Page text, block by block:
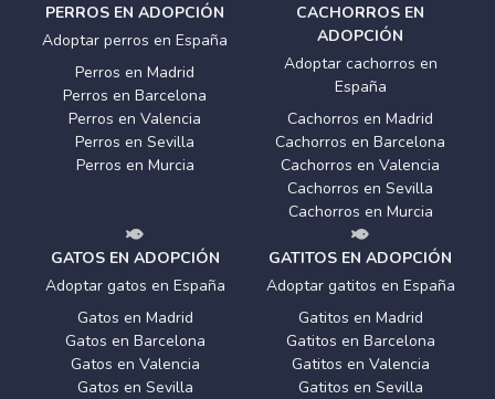
PERROS EN ADOPCIÓN
Adoptar perros en España
Perros en Madrid
Perros en Barcelona
Perros en Valencia
Perros en Sevilla
Perros en Murcia
CACHORROS EN
ADOPCIÓN
Adoptar cachorros en
España
Cachorros en Madrid
Cachorros en Barcelona
Cachorros en Valencia
Cachorros en Sevilla
Cachorros en Murcia
GATOS EN ADOPCIÓN
Adoptar gatos en España
Gatos en Madrid
Gatos en Barcelona
Gatos en Valencia
Gatos en Sevilla
GATITOS EN ADOPCIÓN
Adoptar gatitos en España
Gatitos en Madrid
Gatitos en Barcelona
Gatitos en Valencia
Gatitos en Sevilla